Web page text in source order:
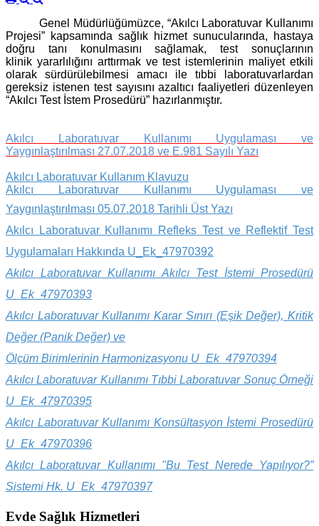
Genel Müdürlüğümüzce, “Akılcı Laboratuvar Kullanımı
Projesi” kapsamında sağlık hizmet sunucularında, hastaya
doğru tanı konulmasını sağlamak, test sonuçlarının
klinik yararlılığını arttırmak ve test istemlerinin maliyet etkili
olarak sürdürülebilmesi amacı ile tıbbi laboratuvarlardan
gereksiz istenen test sayısını azaltıcı faaliyetleri düzenleyen
“Akılcı Test İstem Prosedürü” hazırlanmıştır.
Akılcı Laboratuvar Kullanımı Uygulaması ve
Yaygınlaştırılması 27.07.2018 ve E.981 Sayılı Yazı
Akılcı Laboratuvar Kullanım Klavuzu
Akılcı Laboratuvar Kullanımı Uygulaması ve
Yaygınlaştırılması 05.07.2018 Tarihli Üst Yazı
Akılcı Laboratuvar Kullanımı Refleks Test ve Reflektif Test
Uygulamaları Hakkında U_Ek_47970392
Akılcı Laboratuvar Kullanımı Akılcı Test İstemi Prosedürü
U_Ek_47970393
Akılcı Laboratuvar Kullanımı Karar Sınırı (Eşik Değer), Kritik
Değer (Panik Değer) ve
Ölçüm Birimlerinin Harmonizasyonu U_Ek_47970394
Akılcı Laboratuvar Kullanımı Tıbbi Laboratuvar Sonuç Örneği
U_Ek_47970395
Akılcı Laboratuvar Kullanımı Konsültasyon İstemi Prosedürü
U_Ek_47970396
Akılcı Laboratuvar Kullanımı "Bu Test Nerede Yapılıyor?”
Sistemi Hk. U_Ek_47970397
Evde Sağlık Hizmetleri